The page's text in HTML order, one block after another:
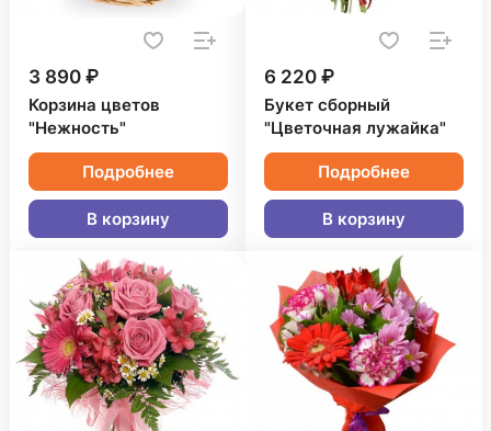
3 890 ₽
Корзина цветов
"Нежность"
Подробнее
В корзину
6 220 ₽
Букет сборный
"Цветочная лужайка"
Подробнее
В корзину